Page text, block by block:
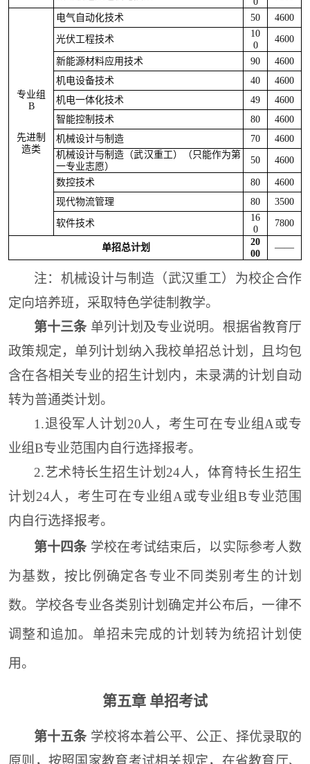
专业组
B
先进制
造类
电气自动化技术 50 4600
光伏工程技术
10
0
4600
新能源材料应用技术 90
4600
机电设备技术
40
4600
机电一体化技术
49
4600
智能控制技术
80
4600
机械设计与制造
70
4600
机械设计与制造（武汉重工）（只能作为第
一专业志愿）
50 4600
数控技术 80
4600
现代物流管理
80 3500
软件技术
16
0
7800
单招总计划
20
00
——
注： 机械设计与制造（武汉重工）为校企合作
定向培养班，采取特色学徒制教学。
第十三条 单列计划 及专业说明。根据省教育厅
政策规定，单列计划纳入我校单招总计划，且均包
含在各相关专业的招生计划内，未录满的计划自动
转为普通类计划。
1.退役军人计划 20人，考生可在专业组A或专
业组B专业范围内自行选择报考。
2.艺术特长生招生计划 24人 ， 体育特长生招生
计划 24人 ， 考生可在专业组A或专业组B专业范围
内自行选择报考。
第十四条 学校在考试结束后，以实际参考人数
为基数，按比例确定各专业不同类别考生的计划
数。 学校各专业各类别计划确定并公布后，一律不
调整和追加。单招未完成的计划转为统招计划使
用。
第五章 单招考试
第十五条 学校将本着公平、公正、择优录取的
原则，按照国家教育考试相关规定，在省教育厅、